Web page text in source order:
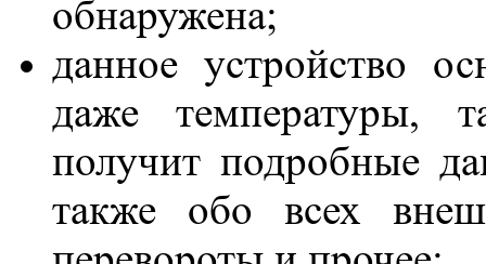
обнаружена;
данное устройство
даже температуры,
получит подробные
также обо всех